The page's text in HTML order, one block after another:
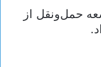
حمل‌ونقل از